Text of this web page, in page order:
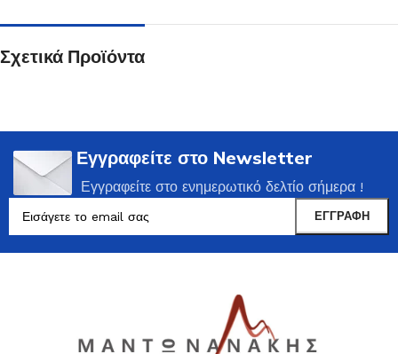
Σχετικά Προϊόντα
Εγγραφείτε στο Newsletter
Εγγραφείτε στο ενημερωτικό δελτίο σήμερα !